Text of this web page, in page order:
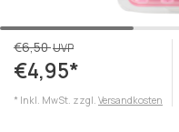
€6,50UVP
€4,95*
* Inkl. MwSt. zzgl. Versandkosten